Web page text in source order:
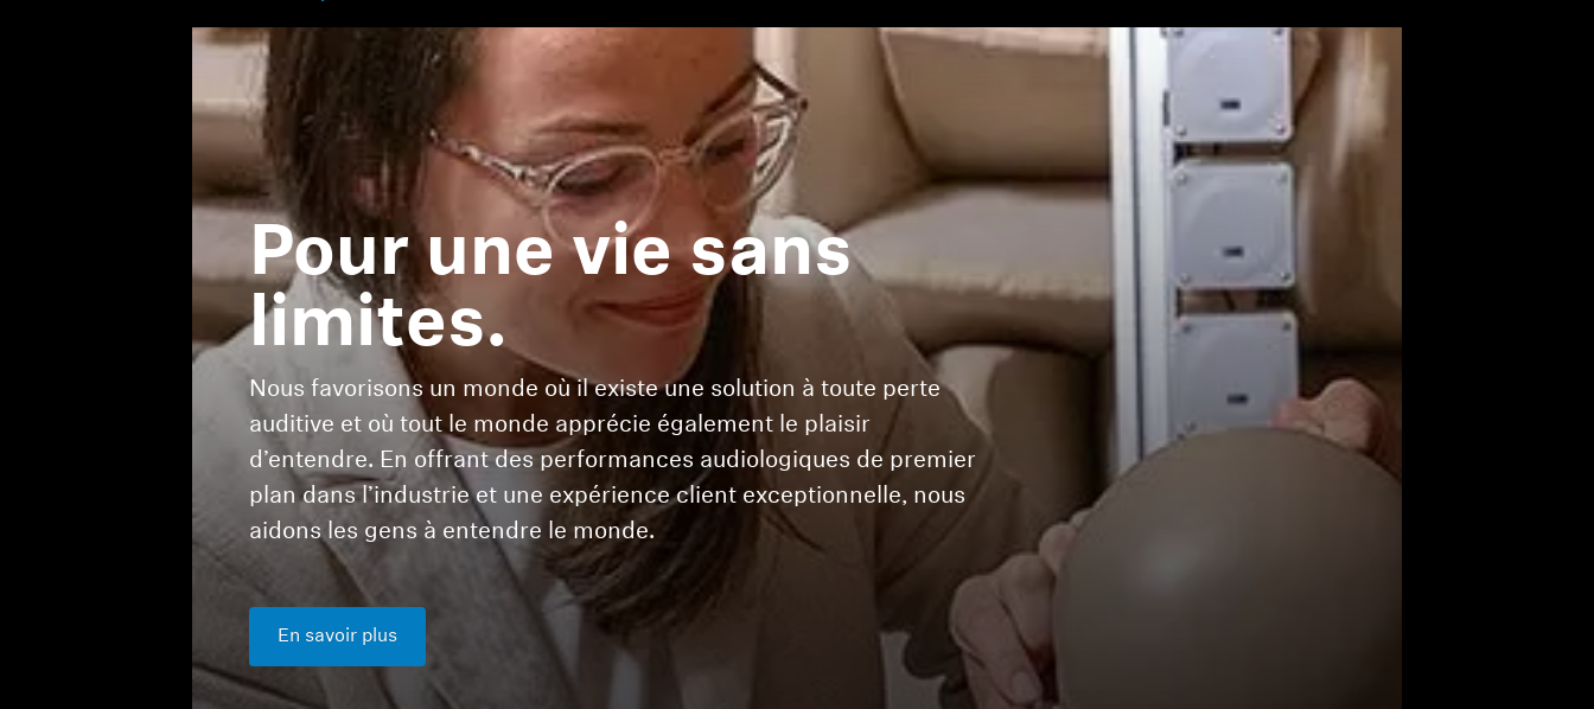
Pour une vie sans
limites.
Nous favorisons un monde où il existe une solution à toute perte
auditive et où tout le monde apprécie également le plaisir
d’entendre. En offrant des performances audiologiques de premier
plan dans l’industrie et une expérience client exceptionnelle, nous
aidons les gens à entendre le monde.
En savoir plus